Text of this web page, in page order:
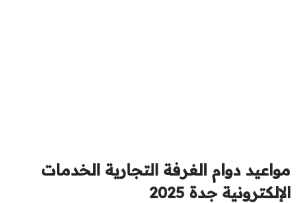
مواعيد دوام الغرفة التجارية الخدمات
الإلكترونية جدة 2025